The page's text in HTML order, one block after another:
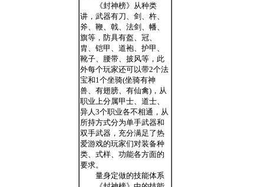
《封神榜》从种类
讲，武器有刀、剑、杵、
斧、鞭、戟、法剑、幡、
旗等，防具有盔、冠、
胄、铠甲、道袍、护甲、
靴子、腰带、披风等，此
外每个玩家还可以带2个法
宝和1个坐骑(坐骑有神
兽、有翅膀、有仙禽)，从
职业上分属甲士、道士、
异人3个职业各不相通，从
所持方式分为单手武器和
双手武器，充分满足了热
爱游戏的玩家们对装备种
类、式样、功能各方面的
要求。
量身定做的技能体系